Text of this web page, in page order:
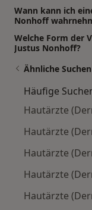
Wann kann ich
Nonhoff
Welche Form der
Justus Nonhoff?
Ähnliche Suchen
Häufige
Hautärzte
Hautärzte
Hautärzte
Hautärzte
Hautärzte